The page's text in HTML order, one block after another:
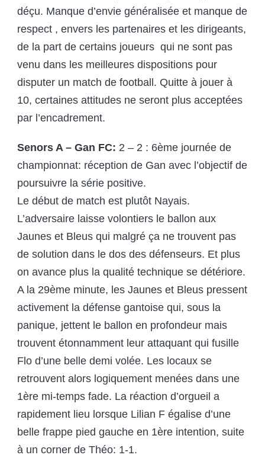
déçu. Manque d’envie généralisée et manque de
respect , envers les partenaires et les dirigeants,
de la part de certains joueurs qui ne sont pas
venu dans les meilleures dispositions pour
disputer un match de football. Quitte à jouer à
10, certaines attitudes ne seront plus acceptées
par l’encadrement.
Senors A – Gan FC: 2 – 2 : 6ème journée de
championnat: réception de Gan avec l’objectif de
poursuivre la série positive.
Le début de match est plutôt Nayais.
L’adversaire laisse volontiers le ballon aux
Jaunes et Bleus qui malgré ça ne trouvent pas
de solution dans le dos des défenseurs. Et plus
on avance plus la qualité technique se détériore.
A la 29ème minute, les Jaunes et Bleus pressent
activement la défense gantoise qui, sous la
panique, jettent le ballon en profondeur mais
trouvent étonnamment leur attaquant qui fusille
Flo d’une belle demi volée. Les locaux se
retrouvent alors logiquement menées dans une
1ère mi-temps fade. La réaction d’orgueil a
rapidement lieu lorsque Lilian F égalise d’une
belle frappe pied gauche en 1ère intention, suite
à un corner de Théo: 1-1.